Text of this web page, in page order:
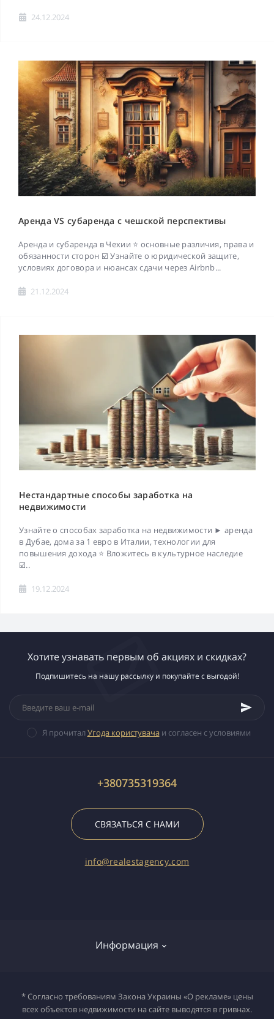
24.12.2024
Аренда VS субаренда с чешской перспективы
Аренда и субаренда в Чехии ⭐ основные различия, права и
обязанности сторон ☑️ Узнайте о юридической защите,
условиях договора и нюансах сдачи через Airbnb...
21.12.2024
Нестандартные способы заработка на
недвижимости
Узнайте о способах заработка на недвижимости ► аренда
в Дубае, дома за 1 евро в Италии, технологии для
повышения дохода ⭐ Вложитесь в культурное наследие
☑️..
19.12.2024
Хотите узнавать первым об акциях и скидках?
Подпишитесь на нашу рассылку и покупайте с выгодой!
Я прочитал Угода користувачаи согласен с условиями
+380735319364
СВЯЗАТЬСЯ С НАМИ
info@realestagency.com
Информация
Умови оформлення замовлення
* Согласно требованиям Закона Украины «О рекламе» цены
всех объектов недвижимости на сайте выводятся в гривнах.